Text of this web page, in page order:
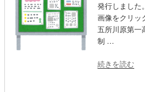
発行しました
画像をクリッ
五所川原第一
制 …
“進
続きを読む